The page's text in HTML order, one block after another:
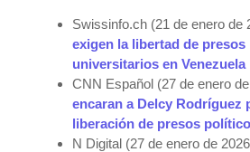
Swissinfo.ch (21 de enero de
exigen la libertad de
universitarios en Venezuela
CNN Español (27 de enero
encaran a Delcy Rodríguez
liberación de presos
N Digital (27 de enero de